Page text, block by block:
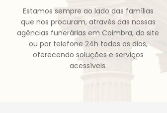
Estamos sempre ao lado das famílias
que nos procuram, através das nossas
agências funerárias em Coimbra, do site
ou por telefone 24h todos os dias,
oferecendo soluções e serviços
acessíveis.